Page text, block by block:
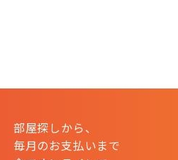
部屋探しから、
毎月のお支払いまで